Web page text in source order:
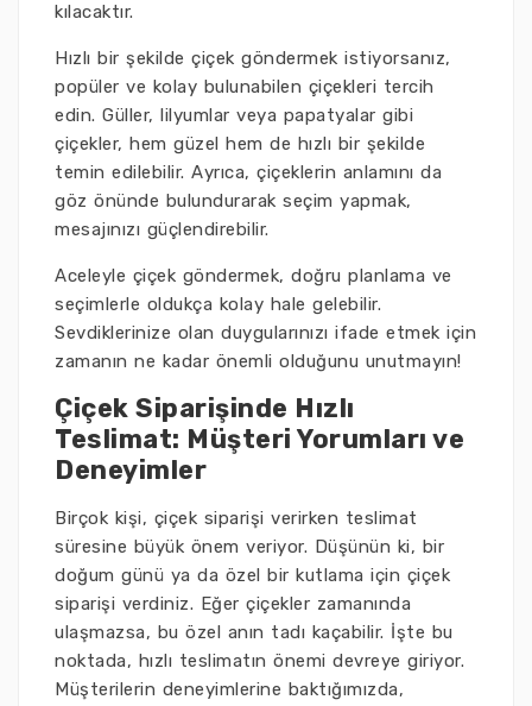
kılacaktır.
Hızlı bir şekilde çiçek göndermek istiyorsanız,
popüler ve kolay bulunabilen çiçekleri tercih
edin. Güller, lilyumlar veya papatyalar gibi
çiçekler, hem güzel hem de hızlı bir şekilde
temin edilebilir. Ayrıca, çiçeklerin anlamını da
göz önünde bulundurarak seçim yapmak,
mesajınızı güçlendirebilir.
Aceleyle çiçek göndermek, doğru planlama ve
seçimlerle oldukça kolay hale gelebilir.
Sevdiklerinize olan duygularınızı ifade etmek için
zamanın ne kadar önemli olduğunu unutmayın!
Çiçek Siparişinde Hızlı
Teslimat: Müşteri Yorumları ve
Deneyimler
Birçok kişi, çiçek siparişi verirken teslimat
süresine büyük önem veriyor. Düşünün ki, bir
doğum günü ya da özel bir kutlama için çiçek
siparişi verdiniz. Eğer çiçekler zamanında
ulaşmazsa, bu özel anın tadı kaçabilir. İşte bu
noktada, hızlı teslimatın önemi devreye giriyor.
Müşterilerin deneyimlerine baktığımızda,